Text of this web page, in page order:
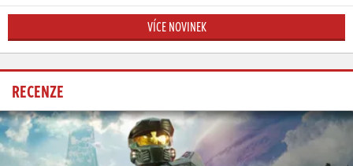
VÍCE NOVINEK
RECENZE